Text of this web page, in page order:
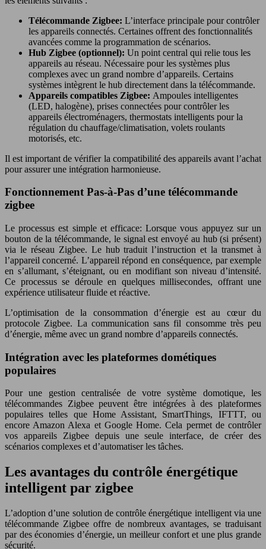
Télécommande Zigbee: L’interface principale pour contrôler
les appareils connectés. Certaines offrent des fonctionnalités
avancées comme la programmation de scénarios.
Hub Zigbee (optionnel): Un point central qui relie tous les
appareils au réseau. Nécessaire pour les systèmes plus
complexes avec un grand nombre d’appareils. Certains
systèmes intègrent le hub directement dans la télécommande.
Appareils compatibles Zigbee: Ampoules intelligentes
(LED, halogène), prises connectées pour contrôler les
appareils électroménagers, thermostats intelligents pour la
régulation du chauffage/climatisation, volets roulants
motorisés, etc.
Il est important de vérifier la compatibilité des appareils avant l’achat
pour assurer une intégration harmonieuse.
Fonctionnement Pas-à-Pas d’une télécommande
zigbee
Le processus est simple et efficace: Lorsque vous appuyez sur un
bouton de la télécommande, le signal est envoyé au hub (si présent)
via le réseau Zigbee. Le hub traduit l’instruction et la transmet à
l’appareil concerné. L’appareil répond en conséquence, par exemple
en s’allumant, s’éteignant, ou en modifiant son niveau d’intensité.
Ce processus se déroule en quelques millisecondes, offrant une
expérience utilisateur fluide et réactive.
L’optimisation de la consommation d’énergie est au cœur du
protocole Zigbee. La communication sans fil consomme très peu
d’énergie, même avec un grand nombre d’appareils connectés.
Intégration avec les plateformes dométiques
populaires
Pour une gestion centralisée de votre système domotique, les
télécommandes Zigbee peuvent être intégrées à des plateformes
populaires telles que Home Assistant, SmartThings, IFTTT, ou
encore Amazon Alexa et Google Home. Cela permet de contrôler
vos appareils Zigbee depuis une seule interface, de créer des
scénarios complexes et d’automatiser les tâches.
Les avantages du contrôle énergétique
intelligent par zigbee
L’adoption d’une solution de contrôle énergétique intelligent via une
télécommande Zigbee offre de nombreux avantages, se traduisant
par des économies d’énergie, un meilleur confort et une plus grande
sécurité.